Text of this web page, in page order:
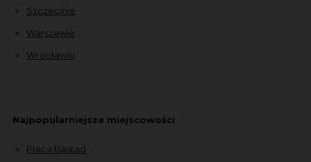
Szczecinie
Warszawie
Wrocławiu
Najpopularniejsze miejscowości
Praca Bastad